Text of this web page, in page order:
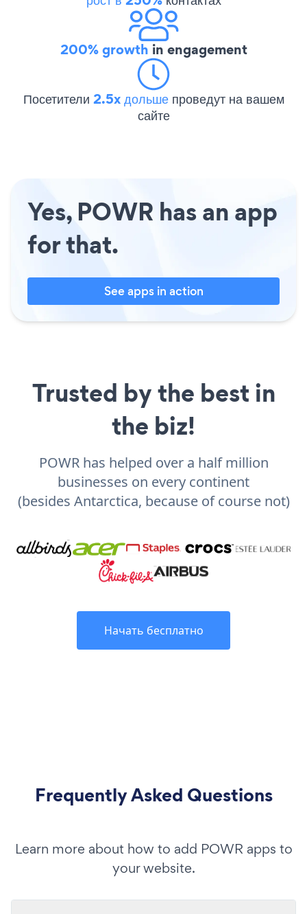
200% growth in engagement
Посетители 2.5x дольше проведут на вашем
сайте
Yes, POWR has an app
for that.
See apps in action
Trusted by the best in
the biz!
POWR has helped over a half million
businesses on every continent
(besides Antarctica, because of course not)
Начать бесплатно
Frequently Asked Questions
Learn more about how to add POWR apps to
your website.